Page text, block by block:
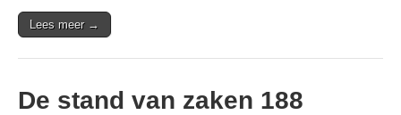
Lees meer →
De stand van zaken 188